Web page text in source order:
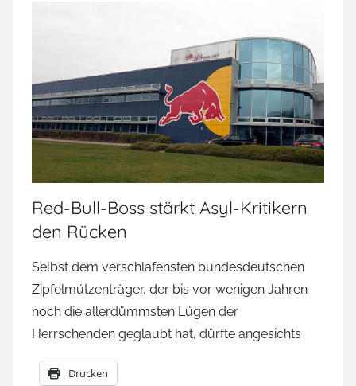
Red-Bull-Boss stärkt Asyl-Kritikern
den Rücken
Selbst dem verschlafensten bundesdeutschen
Zipfelmützenträger, der bis vor wenigen Jahren
noch die allerdümmsten Lügen der
Herrschenden geglaubt hat, dürfte angesichts
Drucken